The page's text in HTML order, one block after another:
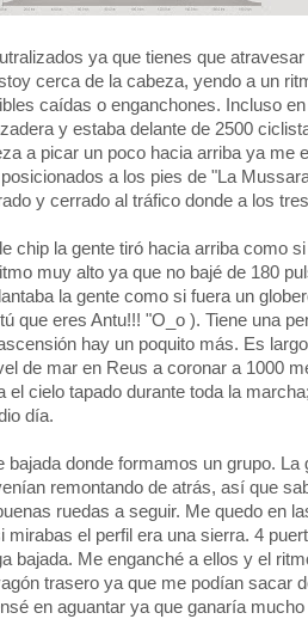
ya que tienes que
cerca de la cabeza, yendo a un
caídas o enganchones. Incluso
y estaba delante de 2500
a picar un poco hacia arriba ya me
a los pies de "La
y cerrado al tráfico donde a los
chip la gente tiró hacia arriba como
muy alto ya que no bajé de 180
la gente como si fuera un
que eres Antu!!! "O_o ). Tiene una
hay un poquito más. Es
de mar en Reus a coronar a 1000
cielo tapado durante toda la
día.
bajada donde formamos un grupo. La
remontando de atrás, así que
ruedas a seguir. Me quedo en
mirabas el perfil era una sierra. 4
bajada. Me enganché a ellos y el
trasero ya que me podían sacar
en aguantar ya que ganaría